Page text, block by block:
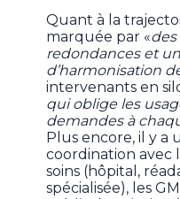
Quant à la
marquée par «
redondances et
d’harmonisation
intervenants en
qui oblige les
demandes à
Plus encore, il y a
coordination avec
soins (hôpital,
spécialisée), les